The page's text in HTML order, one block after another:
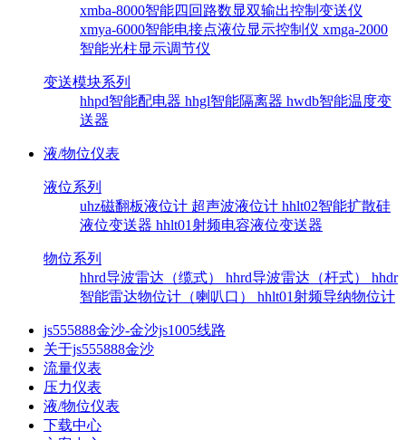
xmba-8000智能四回路数显双输出控制变送仪
xmya-6000智能电接点液位显示控制仪 xmga-2000
智能光柱显示调节仪
变送模块系列
hhpd智能配电器 hhgl智能隔离器 hwdb智能温度变
送器
液/物位仪表
液位系列
uhz磁翻板液位计 超声波液位计 hhlt02智能扩散硅
液位变送器 hhlt01射频电容液位变送器
物位系列
hhrd导波雷达（缆式） hhrd导波雷达（杆式） hhdr
智能雷达物位计（喇叭口） hhlt01射频导纳物位计
js555888金沙-金沙js1005线路
关于js555888金沙
流量仪表
压力仪表
液/物位仪表
下载中心